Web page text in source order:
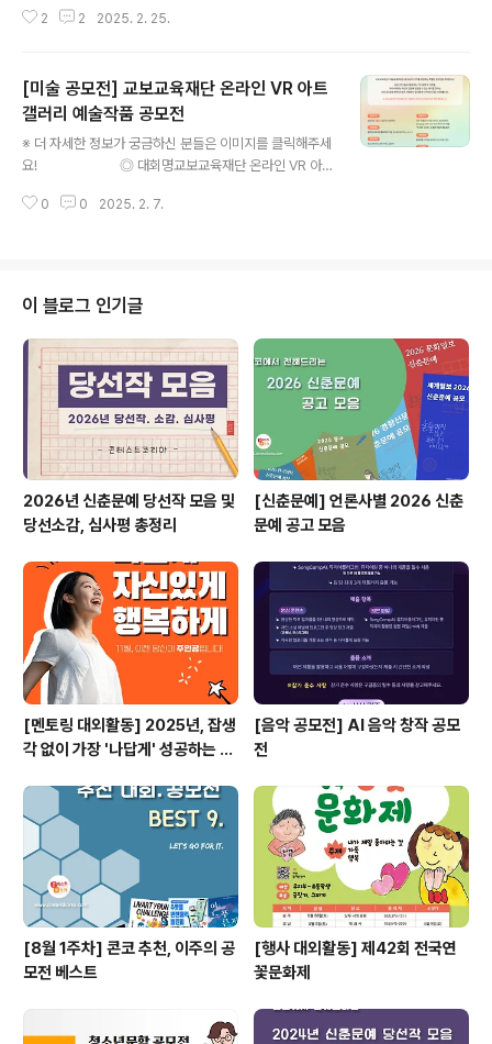
구직 플랫폼 커넥스페이스의 마스코트 캐릭터 공모전을 개
인외 상관X, 성별 상관 X, 단순 캐릭터 가능)제출 사이즈 :
최소 사이즈 2000 x 2000 픽셀(가로형, 세로형 상관없
이 자유롭게!)기타사항 : 커넥스페이스 로고를 액세서리 등
으로 넣거나 로고 색상을 캐릭터에 반영 ◎ 제출 방법1. 커
s://discord.gg/EJjYFdEyqF)2. ..
2 2 2025. 2. 25.
[미술 공모전] 교보교육재단 온라인 VR 아트
갤러리 예술작품 공모전
※ 더 자세한 정보가 궁금하신 분들은 이미지를 클릭해주세
요! ◎ 대회명교보교육재단 온라인 VR 아트
수기간2025.01.22(수)~2025.02.20(목) 자정까지 ◎
자 내외) ◎ 모집작품‘온라인 전시’가 가능한 모든 예술작
품- 평면예술(한국화, 서양화, 판화 등)- 영상(애니메이션,
무용, 악기연주 영상 등)- 시각디자인(일러스트, 디지털 디
자인, 타이포그래피 등)- 사진- 기타(웹툰, 공예, 서예
등) ◎ 작품규격모든 작품은 디지..
0 0 2025. 2. 7.
이 블로그 인기글
2026년 신춘문예 당선작 모음 및
당선소감, 심사평 총정리
[신춘문예] 언론사별 2026 신춘
문예 공고 모음
[멘토링 대외활동] 2025년, 잡생
각 없이 가장 '나답게' 성공하는 법
[음악 공모전] AI 음악 창작 공모
전
[8월 1주차] 콘코 추천, 이주의 공
모전 베스트
[행사 대외활동] 제42회 전국연
꽃문화제